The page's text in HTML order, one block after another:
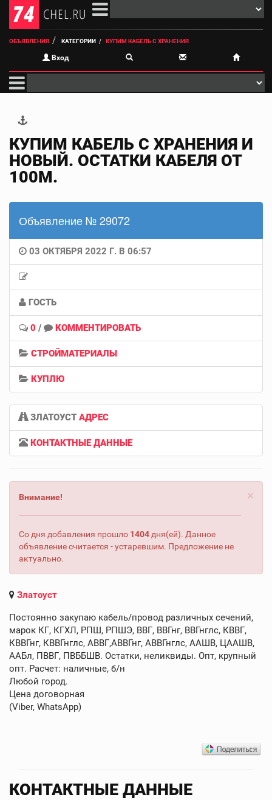
ОБЪЯВЛЕНИЯ КАТЕГОРИИ КУПИМ КАБЕЛЬ С ХРАНЕНИЯ
Вход
КУПИМ КАБЕЛЬ С ХРАНЕНИЯ И
НОВЫЙ. ОСТАТКИ КАБЕЛЯ ОТ
100М.
Объявление № 29072
03 ОКТЯБРЯ 2022 Г. В 06:57
ГОСТЬ
0 / КОММЕНТИРОВАТЬ
СТРОЙМАТЕРИАЛЫ
КУПЛЮ
ЗЛАТОУСТАДРЕС
КОНТАКТНЫЕ ДАННЫЕ
×
Внимание!
Со дня добавления прошло 1404 дня(ей). Данное
объявление считается - устаревшим. Предложение не
актуально.
Златоуст
Постоянно закупаю кабель/провод различных сечений,
марок КГ, КГХЛ, РПШ, РПШЭ, ВВГ, ВВГнг, ВВГнглс, КВВГ,
КВВГнг, КВВГнглс, АВВГ,АВВГнг, АВВГнглс, ААШВ, ЦААШВ,
ААБл, ПВВГ, ПВББШВ. Остатки, неликвиды. Опт, крупный
опт. Расчет: наличные, б/н
Любой город.
Цена договорная
(Viber, WhatsApp)
КОНТАКТНЫЕ ДАННЫЕ